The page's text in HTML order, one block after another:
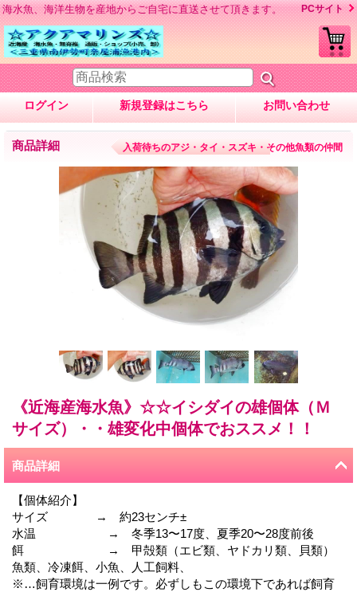
海水魚、海洋生物を産地からご自宅に直送させて頂きます。 PCサイト
ログイン 新規登録はこちら お問い合わせ
商品詳細 入荷待ちのアジ・タイ・スズキ・その他魚類の仲間
《近海産海水魚》☆☆イシダイの雄個体（Ｍ
サイズ）・・雄変化中個体でおススメ！！
商品詳細
【個体紹介】
サイズ → 約23センチ±
水温 → 冬季13〜17度、夏季20〜28度前後
餌 → 甲殻類（エビ類、ヤドカリ類、貝類）
魚類、冷凍餌、小魚、人工飼料、
※…飼育環境は一例です。必ずしもこの環境下であれば飼育